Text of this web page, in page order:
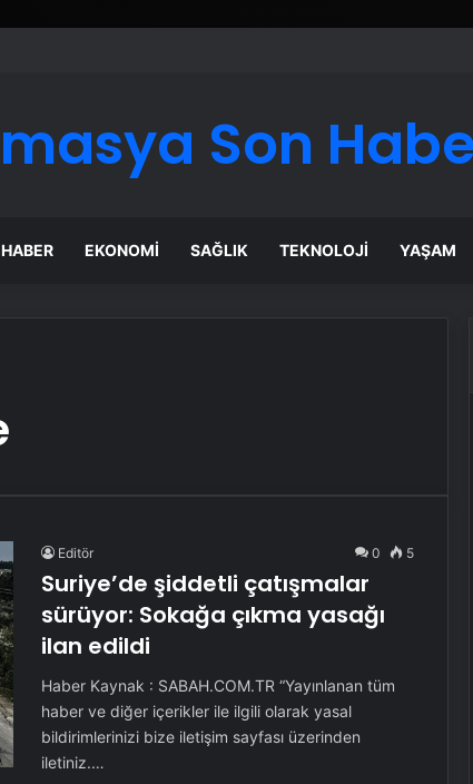
Ayındaki Karar Duruşmasına Çevrildi
Son
HABER EKONOMI SAĞLIK TEKNOLOJI YAŞAM
Editör 0 5
Suriye’de şiddetli çatışmalar
sürüyor: Sokağa çıkma yasağı
ilan edildi
Haber Kaynak : SABAH.COM.TR “Yayınlanan tüm
haber ve diğer içerikler ile ilgili olarak yasal
bildirimlerinizi bize iletişim sayfası üzerinden
iletiniz.…